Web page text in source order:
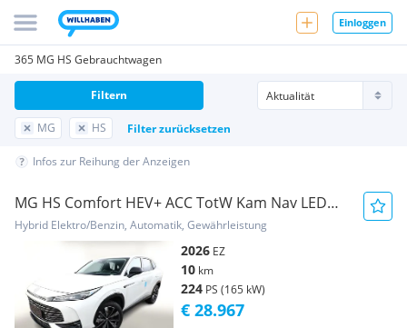
Einloggen
365 MG HS Gebrauchtwagen
MG HS Filter zurücksetzen
Filtern
Infos zur Reihung der Anzeigen
MG HS Comfort HEV+ ACC TotW Kam Nav LED
Keyl 19Z
Hybrid Elektro/Benzin, Automatik, Gewährleistung
2026 EZ
10 km
224 PS (165 kW)
€ 28.967